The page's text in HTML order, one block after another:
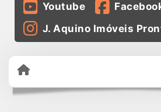
Youtube
J. Aquino Imóveis